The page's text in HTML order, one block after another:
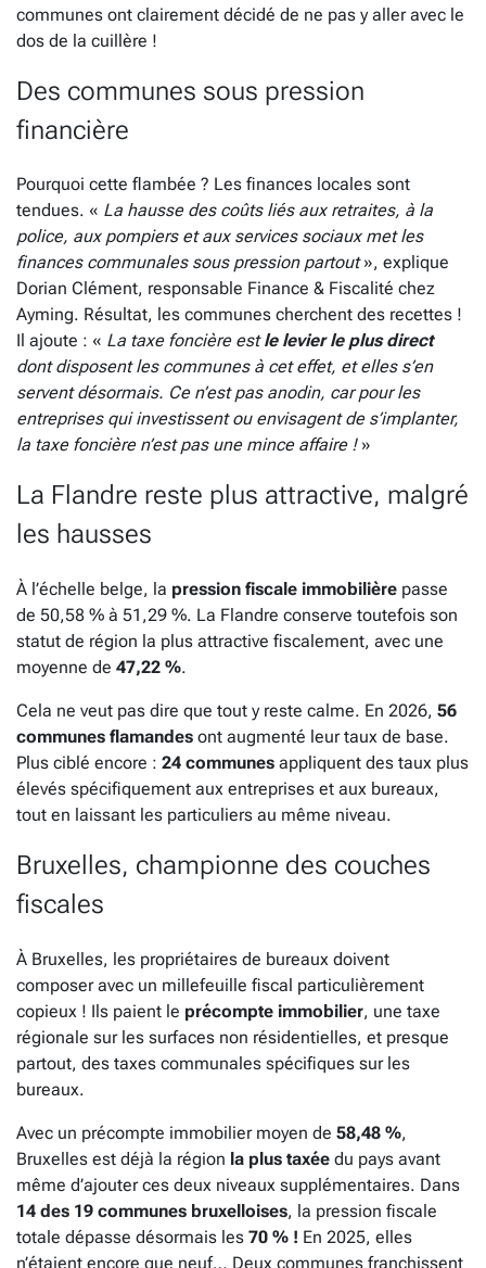
communes ont clairement décidé de ne pas y aller avec le
dos de la cuillère !
Des communes sous pression
financière
Pourquoi cette flambée ? Les finances locales sont
tendues. « La hausse des coûts liés aux retraites, à la
police, aux pompiers et aux services sociaux met les
finances communales sous pression partout», explique
Dorian Clément, responsable Finance & Fiscalité chez
Ayming. Résultat, les communes cherchent des recettes !
Il ajoute : « La taxe foncière estle levier le plus direct
dont disposent les communes à cet effet, et elles s’en
servent désormais. Ce n’est pas anodin, car pour les
entreprises qui investissent ou envisagent de s’implanter,
la taxe foncière n’est pas une mince affaire !»
La Flandre reste plus attractive, malgré
les hausses
À l’échelle belge, la pression fiscale immobilière passe
de 50,58 % à 51,29 %. La Flandre conserve toutefois son
statut de région la plus attractive fiscalement, avec une
moyenne de 47,22 %.
Cela ne veut pas dire que tout y reste calme. En 2026, 56
communes flamandes ont augmenté leur taux de base.
Plus ciblé encore : 24 communes appliquent des taux plus
élevés spécifiquement aux entreprises et aux bureaux,
tout en laissant les particuliers au même niveau.
Bruxelles, championne des couches
fiscales
À Bruxelles, les propriétaires de bureaux doivent
composer avec un millefeuille fiscal particulièrement
copieux ! Ils paient le précompte immobilier, une taxe
régionale sur les surfaces non résidentielles, et presque
partout, des taxes communales spécifiques sur les
bureaux.
Avec un précompte immobilier moyen de 58,48 %,
Bruxelles est déjà la région la plus taxée du pays avant
même d’ajouter ces deux niveaux supplémentaires. Dans
14 des 19 communes bruxelloises, la pression fiscale
totale dépasse désormais les 70 % ! En 2025, elles
n’étaient encore que neuf… Deux communes franchissent